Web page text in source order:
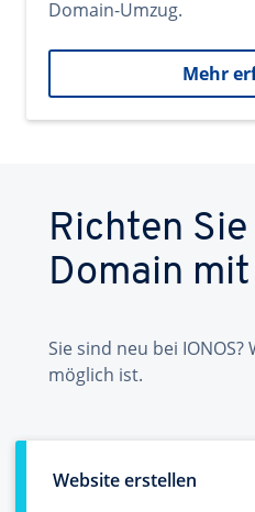
Domain-Umzug.
Mehr
Richten
Domain mit
Sie sind neu bei IONOS?
möglich ist.
Website erstellen